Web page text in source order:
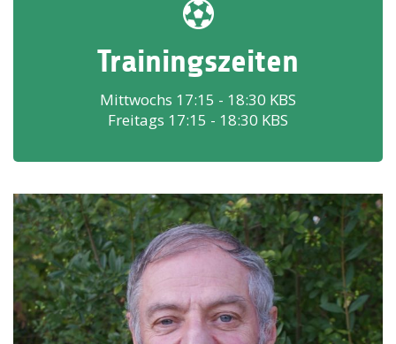
Trainingszeiten
Mittwochs 17:15 - 18:30 KBS
Freitags 17:15 - 18:30 KBS